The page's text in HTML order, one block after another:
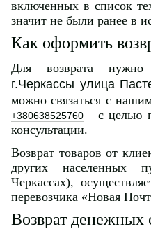
включенных в список
значит не были ранее в
Как оформить
Для возврата нужно
г.Черкассы улица
можно связаться с
+380638525760
с целью
консультации.
Возврат товаров от
других населенных
Черкассах),
перевозчика «Новая
Возврат денежных